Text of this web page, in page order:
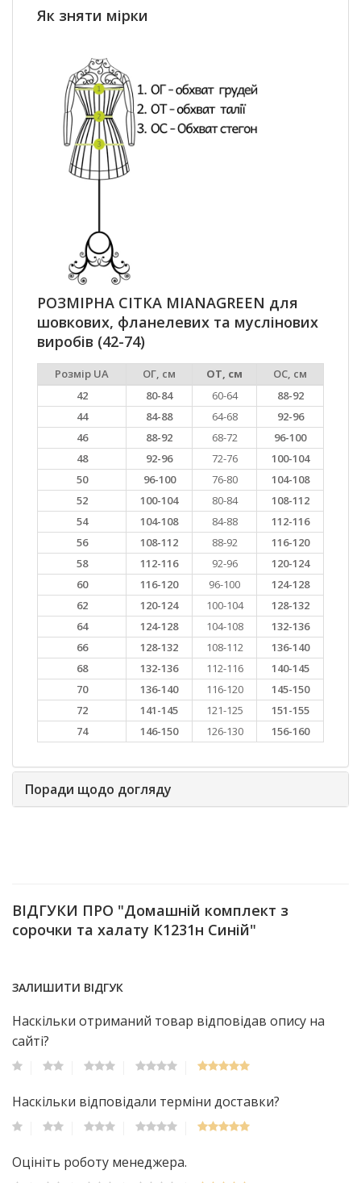
Як зняти мірки
РОЗМІРНА СІТКА MIANAGREEN для
шовкових, фланелевих та муслінових
виробів (42-74)
Розмір UA ОГ, см ОТ, см
ОС, см
42
80-84 60-64
88-92
44
84-88 64-68
92-96
46
88-92 68-72
96-100
48
92-96 72-76
100-104
50
96-100 76-80
104-108
52
100-104 80-84
108-112
54
104-108 84-88
112-116
56
108-112 88-92
116-120
58
112-116 92-96
120-124
60
116-120 96-100
124-128
62
120-124 100-104
128-132
64
124-128 104-108
132-136
66
128-132 108-112
136-140
68
132-136 112-116
140-145
70
136-140 116-120
145-150
72
141-145 121-125
151-155
74
146-150 126-130 156-160
Поради щодо догляду
ВІДГУКИ ПРО "Домашній комплект з
сорочки та халату К1231н Синій"
ЗАЛИШИТИ ВІДГУК
Наскільки отриманий товар відповідав опису на
сайті?
Наскільки відповідали терміни доставки?
Оцініть роботу менеджера.